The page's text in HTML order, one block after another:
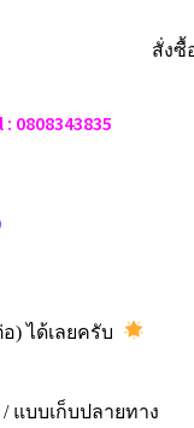
0808343835
) ได้เลยครับ
แบบเก็บปลายทาง